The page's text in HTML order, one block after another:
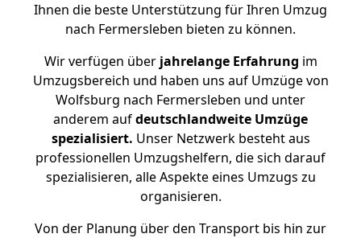
Ihnen die beste Unterstützung für Ihren Umzug
nach Fermersleben bieten zu können.
Wir verfügen überjahrelange Erfahrung im
Umzugsbereich und haben uns auf Umzüge von
Wolfsburg nach Fermersleben und unter
anderem aufdeutschlandweite Umzüge
spezialisiert. Unser Netzwerk besteht aus
professionellen Umzugshelfern, die sich darauf
spezialisieren, alle Aspekte eines Umzugs zu
organisieren.
Von der Planung über den Transport bis hin zur